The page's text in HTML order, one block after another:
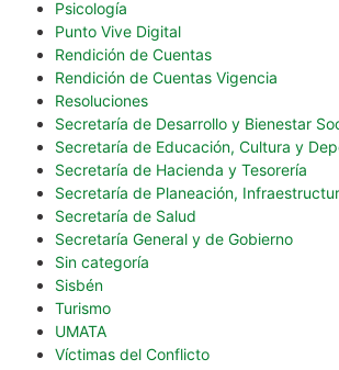
Psicología
Punto Vive Digital
Rendición de Cuentas
Rendición de Cuentas Vigencia
Resoluciones
Secretaría de Desarrollo y Bienestar
Secretaría de Educación, Cultura y
Secretaría de Hacienda y Tesorería
Secretaría de Planeación,
Secretaría de Salud
Secretaría General y de Gobierno
Sin categoría
Sisbén
Turismo
UMATA
Víctimas del Conflicto